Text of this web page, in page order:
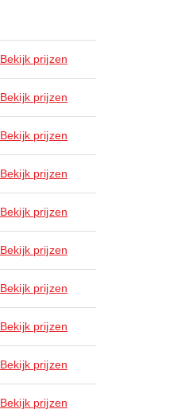
Bekijk prijzen
Bekijk prijzen
Bekijk prijzen
Bekijk prijzen
Bekijk prijzen
Bekijk prijzen
Bekijk prijzen
Bekijk prijzen
Bekijk prijzen
Bekijk prijzen